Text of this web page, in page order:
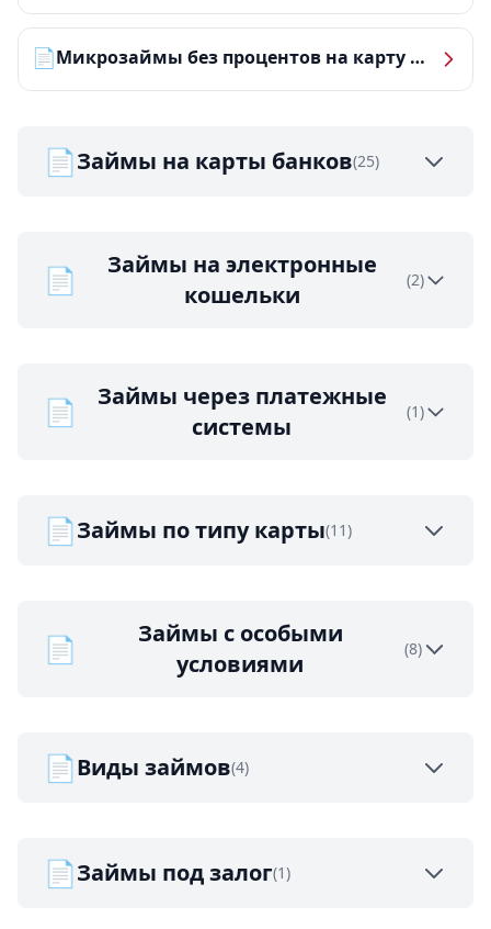
📄 Микрозаймы без процентов на карту — ТОП-10 за 2026 год
📄Займы на карты банков(25)
📄
Займы на электронные
кошельки
(2)
📄
Займы через платежные
системы
(1)
📄Займы по типу карты(11)
📄
Займы с особыми
условиями
(8)
📄Виды займов(4)
📄Займы под залог(1)